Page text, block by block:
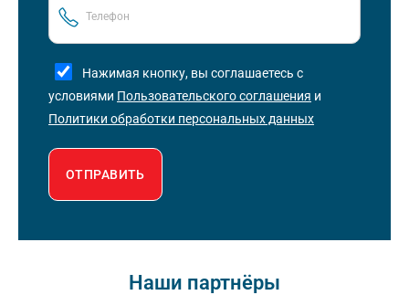
Нажимая кнопку, вы соглашаетесь с
условиями Пользовательского соглашения и
Политики обработки персональных данных
ОТПРАВИТЬ
Наши партнёры